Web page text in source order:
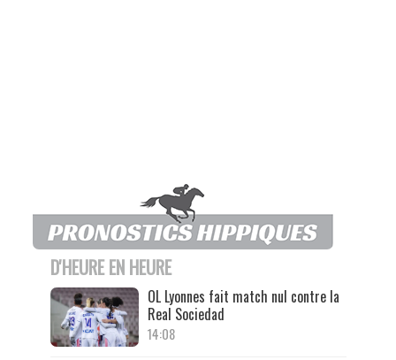
D'HEURE EN HEURE
OL Lyonnes fait match nul contre la
Real Sociedad
14:08